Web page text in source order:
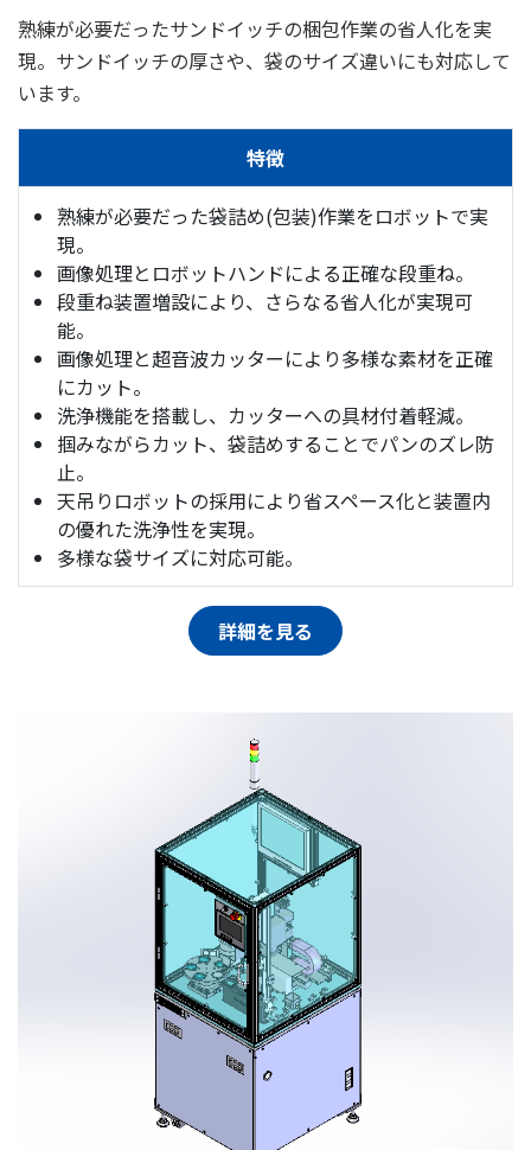
熟練が必要だったサンドイッチの梱包作業の省人化を実
現。サンドイッチの厚さや、袋のサイズ違いにも対応して
います。
特徴
熟練が必要だった袋詰め(包装)作業をロボットで実
現。
画像処理とロボットハンドによる正確な段重ね。
段重ね装置増設により、さらなる省人化が実現可
能。
画像処理と超音波カッターにより多様な素材を正確
にカット。
洗浄機能を搭載し、カッターへの具材付着軽減。
掴みながらカット、袋詰めすることでパンのズレ防
止。
天吊りロボットの採用により省スペース化と装置内
の優れた洗浄性を実現。
多様な袋サイズに対応可能。
詳細を見る